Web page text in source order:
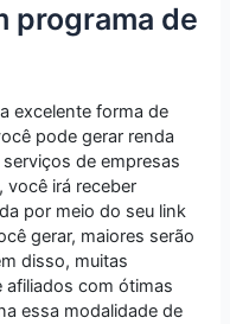
programa de
excelente forma de
pode gerar renda
de empresas
você irá receber
por meio do seu link
gerar, maiores serão
disso, muitas
afiliados com ótimas
essa modalidade de